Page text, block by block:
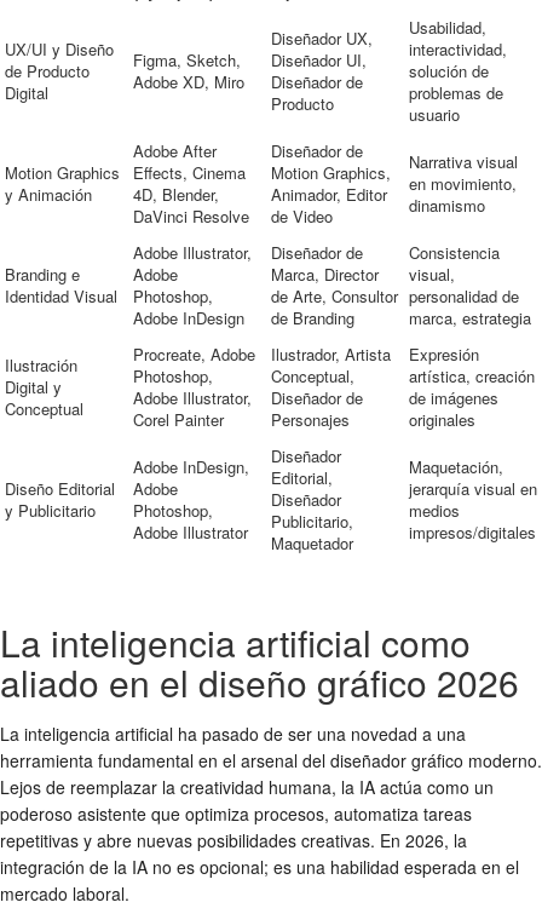
UX/UI y Diseño
de Producto
Digital
Figma, Sketch,
Adobe XD, Miro
Diseñador UX,
Diseñador UI,
Diseñador de
Producto
Usabilidad,
interactividad,
solución de
problemas de
usuario
Motion Graphics
y Animación
Adobe After
Effects, Cinema
4D, Blender,
DaVinci Resolve
Diseñador de
Motion Graphics,
Animador, Editor
de Video
Narrativa visual
en movimiento,
dinamismo
Branding e
Identidad Visual
Adobe Illustrator,
Adobe
Photoshop,
Adobe InDesign
Diseñador de
Marca, Director
de Arte, Consultor
de Branding
Consistencia
visual,
personalidad de
marca, estrategia
Ilustración
Digital y
Conceptual
Procreate, Adobe
Photoshop,
Adobe Illustrator,
Corel Painter
Ilustrador, Artista
Conceptual,
Diseñador de
Personajes
Expresión
artística, creación
de imágenes
originales
Diseño Editorial
y Publicitario
Adobe InDesign,
Adobe
Photoshop,
Adobe Illustrator
Diseñador
Editorial,
Diseñador
Publicitario,
Maquetador
Maquetación,
jerarquía visual en
medios
impresos/digitales
La inteligencia artificial como
aliado en el diseño gráfico 2026
La inteligencia artificial ha pasado de ser una novedad a una
herramienta fundamental en el arsenal del diseñador gráfico moderno.
Lejos de reemplazar la creatividad humana, la IA actúa como un
poderoso asistente que optimiza procesos, automatiza tareas
repetitivas y abre nuevas posibilidades creativas. En 2026, la
integración de la IA no es opcional; es una habilidad esperada en el
mercado laboral.